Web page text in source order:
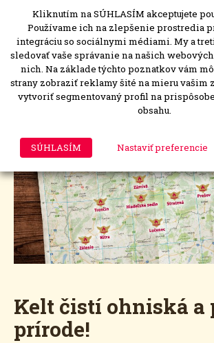
Čistenie
Kelt čistí ohniská a
prírode!
Kliknutím na SÚHLASÍM akceptujete
Používame ich na zlepšenie prostredia
integráciu so sociálnymi médiami. My a
sledovať vaše správanie na našich
nich. Na základe týchto poznatkov vám
strany zobraziť reklamy šité na mieru vašim
vytvoriť segmentovaný profil na
obsahu.
SÚHLASÍM Nastaviť preferencie